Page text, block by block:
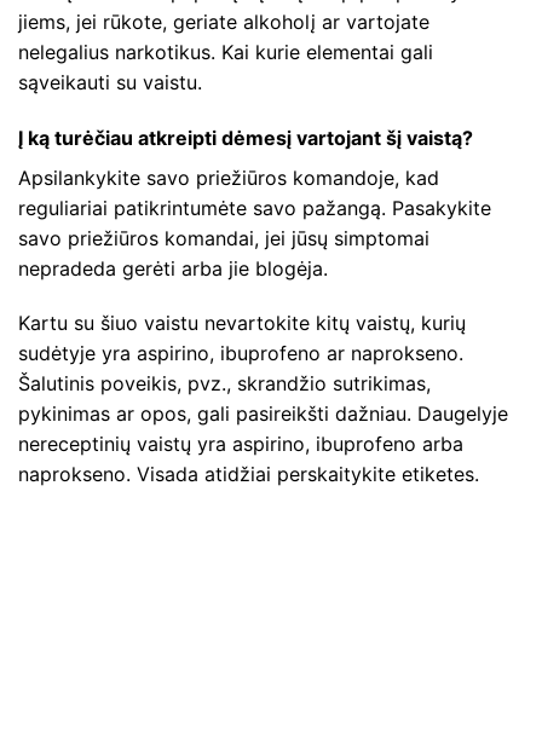
jiems, jei rūkote, geriate alkoholį ar vartojate
nelegalius narkotikus. Kai kurie elementai gali
sąveikauti su vaistu.
Į ką turėčiau atkreipti dėmesį vartojant šį vaistą?
Apsilankykite savo priežiūros komandoje, kad
reguliariai patikrintumėte savo pažangą. Pasakykite
savo priežiūros komandai, jei jūsų simptomai
nepradeda gerėti arba jie blogėja.
Kartu su šiuo vaistu nevartokite kitų vaistų, kurių
sudėtyje yra aspirino, ibuprofeno ar naprokseno.
Šalutinis poveikis, pvz., skrandžio sutrikimas,
pykinimas ar opos, gali pasireikšti dažniau. Daugelyje
nereceptinių vaistų yra aspirino, ibuprofeno arba
naprokseno. Visada atidžiai perskaitykite etiketes.